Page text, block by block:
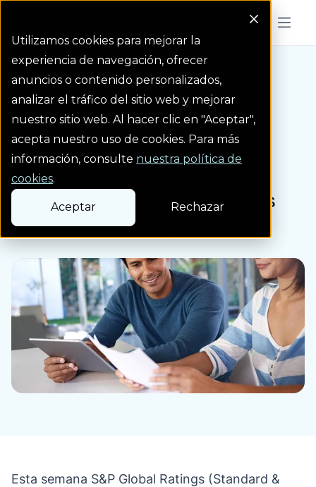
Utilizamos cookies para mejorar la
experiencia de navegación, ofrecer
anuncios o contenido personalizados,
analizar el tráfico del sitio web y mejorar
nuestro sitio web. Al hacer clic en "Aceptar",
acepta nuestro uso de cookies. Para más
información, consulte nuestra política de
cookies.
Aceptar Rechazar
Menu
Homepage Link
Blog Las altas calificaci...
Entrada de blog
crediticias benefician a los
clientes
Esta semana S&P Global Ratings (Standard &